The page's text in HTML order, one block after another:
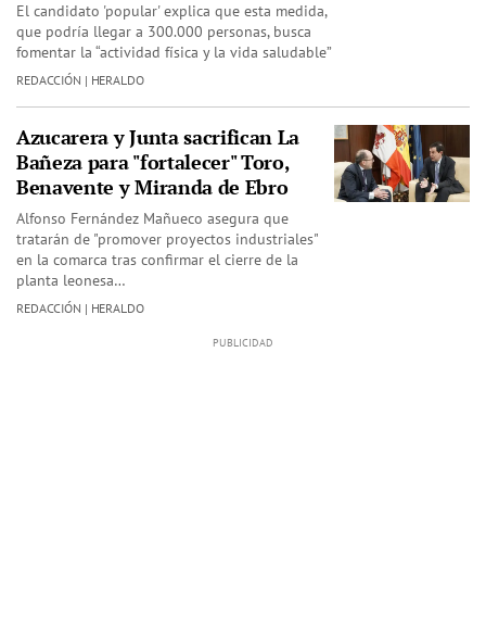
El candidato 'popular' explica que esta medida,
que podría llegar a 300.000 personas, busca
fomentar la “actividad física y la vida saludable”
REDACCIÓN | HERALDO
Azucarera y Junta sacrifican La
Bañeza para "fortalecer" Toro,
Benavente y Miranda de Ebro
Alfonso Fernández Mañueco asegura que
tratarán de "promover proyectos industriales"
en la comarca tras confirmar el cierre de la
planta leonesa…
REDACCIÓN | HERALDO